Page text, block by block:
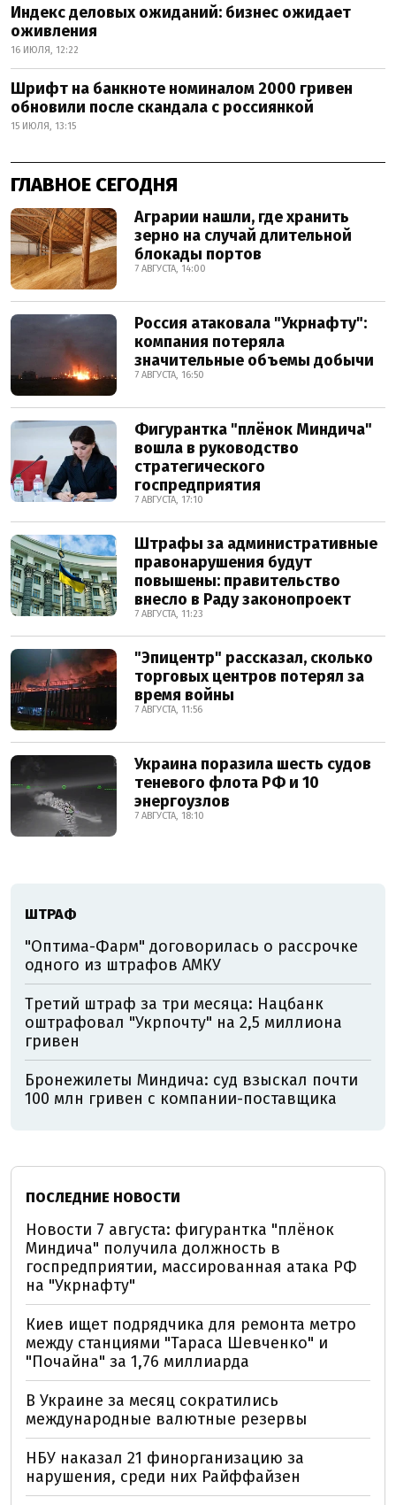
Индекс деловых ожиданий: бизнес ожидает
оживления
16 ИЮЛЯ, 12:22
Шрифт на банкноте номиналом 2000 гривен
обновили после скандала с россиянкой
15 ИЮЛЯ, 13:15
ГЛАВНОЕ СЕГОДНЯ
Аграрии нашли, где хранить
зерно на случай длительной
блокады портов
7 АВГУСТА, 14:00
Россия атаковала "Укрнафту":
компания потеряла
значительные объемы добычи
7 АВГУСТА, 16:50
Фигурантка "плёнок Миндича"
вошла в руководство
стратегического
госпредприятия
7 АВГУСТА, 17:10
Штрафы за административные
правонарушения будут
повышены: правительство
внесло в Раду законопроект
7 АВГУСТА, 11:23
"Эпицентр" рассказал, сколько
торговых центров потерял за
время войны
7 АВГУСТА, 11:56
Украина поразила шесть судов
теневого флота РФ и 10
энергоузлов
7 АВГУСТА, 18:10
ШТРАФ
"Оптима-Фарм" договорилась о рассрочке
одного из штрафов АМКУ
Третий штраф за три месяца: Нацбанк
оштрафовал "Укрпочту" на 2,5 миллиона
гривен
Бронежилеты Миндича: суд взыскал почти
100 млн гривен с компании-поставщика
ПОСЛЕДНИЕ НОВОСТИ
Новости 7 августа: фигурантка "плёнок
Миндича" получила должность в
госпредприятии, массированная атака РФ
на "Укрнафту"
Киев ищет подрядчика для ремонта метро
между станциями "Тараса Шевченко" и
"Почайна" за 1,76 миллиарда
В Украине за месяц сократились
международные валютные резервы
НБУ наказал 21 финорганизацию за
нарушения, среди них Райффайзен